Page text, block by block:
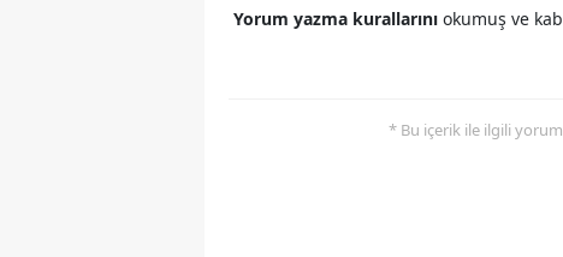
Yorum yazma kurallarını okumuş ve
* Bu içerik ile ilgili